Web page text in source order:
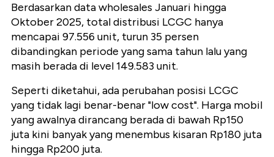
Berdasarkan data wholesales Januari hingga
Oktober 2025, total distribusi LCGC hanya
mencapai 97.556 unit, turun 35 persen
dibandingkan periode yang sama tahun lalu yang
masih berada di level 149.583 unit.
Seperti diketahui, ada perubahan posisi LCGC
yang tidak lagi benar-benar "low cost". Harga mobil
yang awalnya dirancang berada di bawah Rp150
juta kini banyak yang menembus kisaran Rp180 juta
hingga Rp200 juta.